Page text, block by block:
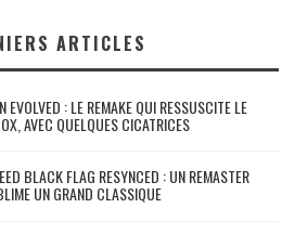
ARTICLES
EVOLVED : LE REMAKE QUI RESSUSCITE LE
AVEC QUELQUES CICATRICES
BLACK FLAG RESYNCED : UN REMASTER
UN GRAND CLASSIQUE